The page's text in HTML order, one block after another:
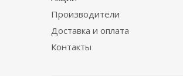
Производители
Доставка и оплата
Контакты